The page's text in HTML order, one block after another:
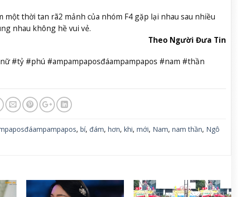
một thời tan rã2 mảnh của nhóm F4 gặp lại nhau sau nhiều
nhau không hề vui vẻ.
Theo Người Đưa Tin
#tỷ #phú #ampampaposđáampampapos #nam #thần
, bí, đám, hơn, khi, mới, Nam, nam thần, Ngô